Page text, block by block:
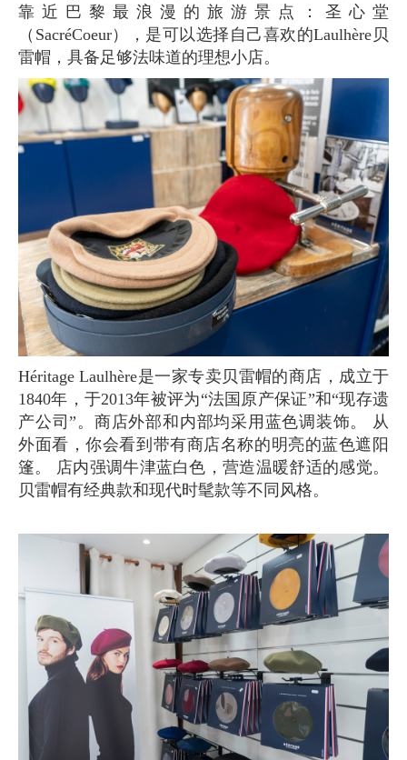
靠近巴黎最浪漫的旅游景点：圣心堂
（SacréCoeur），是可以选择自己喜欢的Laulhère贝
雷帽，具备足够法味道的理想小店。
Héritage Laulhère是一家专卖贝雷帽的商店，成立于
1840年，于2013年被评为“法国原产保证”和“现存遗
产公司”。商店外部和内部均采用蓝色调装饰。 从
外面看，你会看到带有商店名称的明亮的蓝色遮阳
篷。 店内强调牛津蓝白色，营造温暖舒适的感觉。
贝雷帽有经典款和现代时髦款等不同风格。